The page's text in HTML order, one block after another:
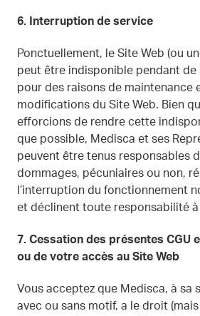
6. Interruption de service
Ponctuellement, le Site Web (ou
peut être indisponible pendant de
pour des raisons de maintenance
modifications du Site Web. Bien
efforcions de rendre cette
que possible, Medisca et ses
peuvent être tenus responsables
dommages, pécuniaires ou non,
l’interruption du fonctionnement
et déclinent toute responsabilité
7. Cessation des présentes CGU
ou de votre accès au Site Web
Vous acceptez que Medisca, à sa
avec ou sans motif, a le droit